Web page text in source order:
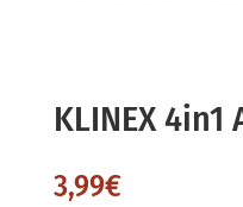
KLINEX 4in1
3,99€